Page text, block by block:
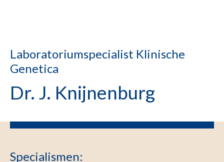
Laboratoriumspecialist Klinische
Genetica
Dr. J. Knijnenburg
Specialismen: